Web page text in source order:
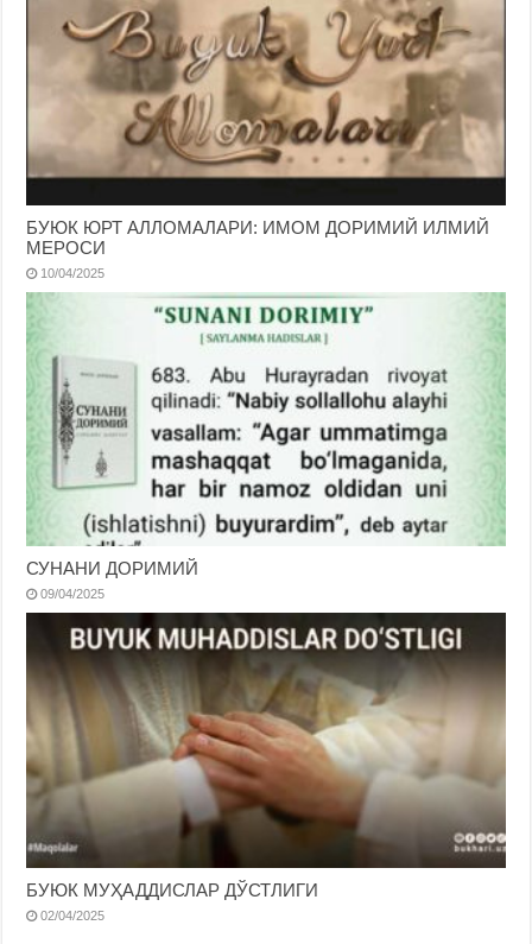
БУЮК ЮРТ АЛЛОМАЛАРИ: ИМОМ ДОРИМИЙ ИЛМИЙ
МЕРОСИ
10/04/2025
СУНАНИ ДОРИМИЙ
09/04/2025
БУЮК МУҲАДДИСЛАР ДЎСТЛИГИ
02/04/2025